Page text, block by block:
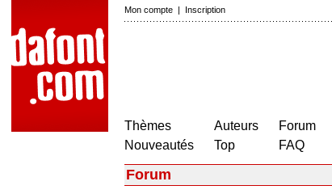
Mon compte | Inscription
Thèmes
Nouveautés
Auteurs
Top
Forum
FAQ
Forum